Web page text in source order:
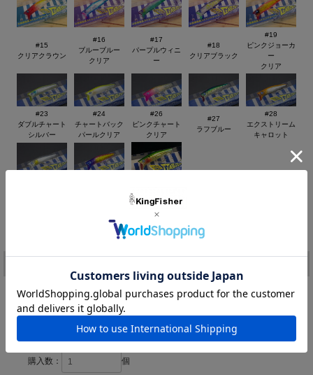
#15
クリアクラウン
#16
ブルーブルー
クリア
#17
パープルウィニ
ー
#18
クリアブラック
#19
ピンクジョーカ
ー
クリア
#23
ダブルチャート
シルバー
#24
チャートバック
パールクリア
#26
ピンクチャート
クリア
#27
ラフブルー
#28
エクストリーム
キャロット
がつん！とキウ
イ
[ポイント還元 34ポイント～]
カラー：
購入数： 個